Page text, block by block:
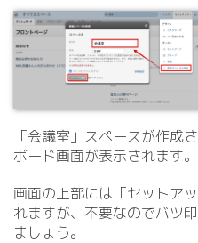
「会議室」スペースが作成
ボード画面が表示されます。
画面の上部には「セットア
れますが、不要なのでバツ
ましょう。